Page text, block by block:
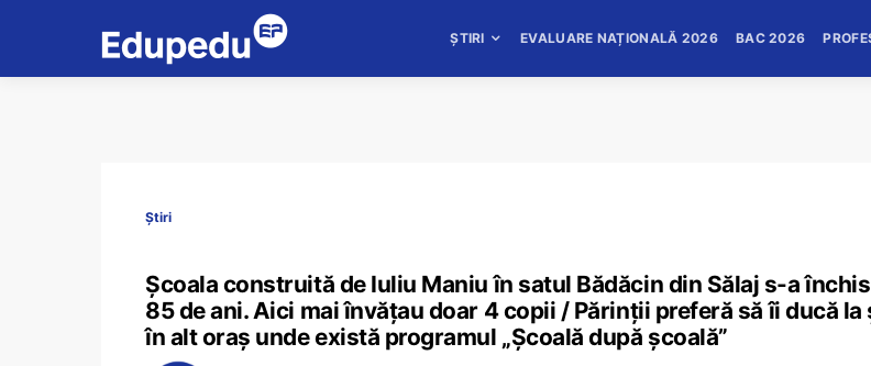
ȘTIRI EVALUARE NAȚIONALĂ 2026 BAC 2026
Știri
Şcoala construită de Iuliu Maniu în satul Bădăcin din Sălaj s-a
85 de ani. Aici mai învățau doar 4 copii / Părinții preferă să îi ducă la
în alt oraș unde există programul „Școală după școală”